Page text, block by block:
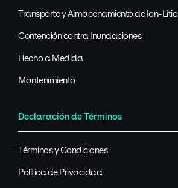
Transporte y Almacenamiento de Ion-Litio
Contención contra Inundaciones
Hecho a Medida
Mantenimiento
Declaración de Términos
Términos y Condiciones
Política de Privacidad